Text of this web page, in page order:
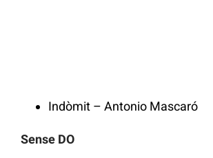
Indòmit – Antonio Mascaró
Sense DO